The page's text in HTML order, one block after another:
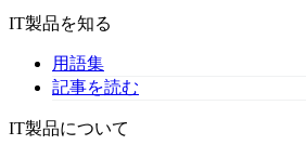
IT製品を知る
用語集
記事を読む
IT製品について